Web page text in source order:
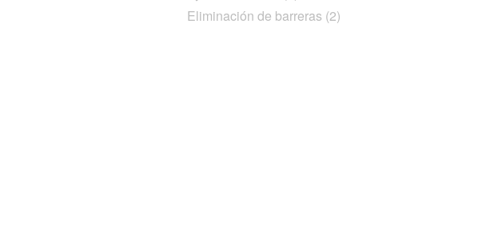
Eliminación de barreras (2)